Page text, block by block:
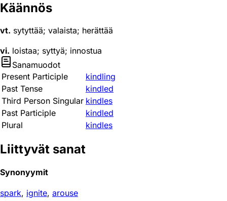
Käännös
vt. sytyttää; valaista; herättää
vi. loistaa; syttyä; innostua
Sanamuodot
Present Participle
kindling
Past Tense
kindled
Third Person Singular kindles
Past Participle
kindled
Plural
kindles
Liittyvät sanat
Synonyymit
spark, ignite, arouse